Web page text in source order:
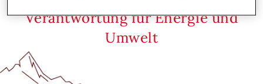
Verantwortung für Energie und
Umwelt